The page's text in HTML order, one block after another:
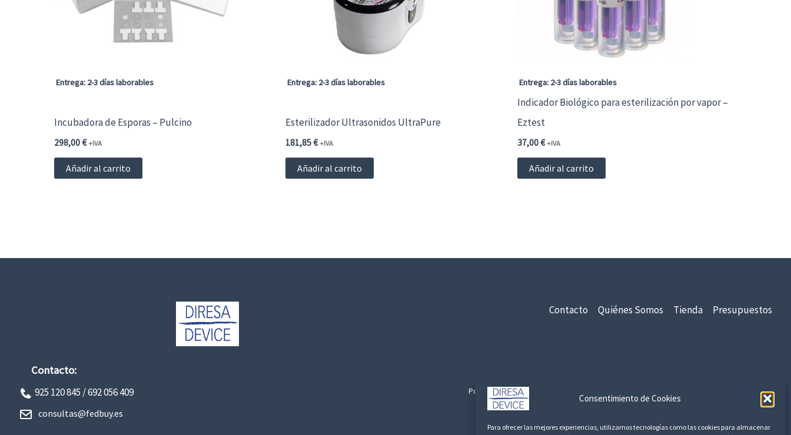
Consentimiento de Cookies
Para ofrecer las mejores experiencias, utilizamos tecnologías como las cookies para almacenar
producto
Entrega: 2-3 días laborables
Incubadora de Esporas – Pulcino
298,00€ +IVA
Añadir al carrito
Entrega: 2-3 días laborables
Esterilizador Ultrasonidos UltraPure
181,85€ +IVA
Añadir al carrito
Entrega: 2-3 días laborables
Indicador Biológico para esterilización por vapor –
Eztest
37,00€ +IVA
Añadir al carrito
Contacto Quiénes Somos Tienda Presupuestos
Contacto:
925 120 845 /692 056 409
consultas@fedbuy.es
Politica de Privacidad